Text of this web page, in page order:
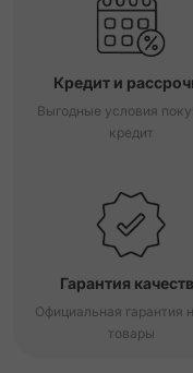
Кредит и
Выгодные условия
кредит
Гарантия
Официальная гарантия
товары